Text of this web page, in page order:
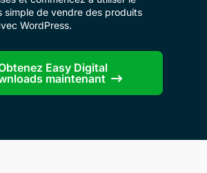
simple de vendre des produits
WordPress.
Easy Digital
maintenant